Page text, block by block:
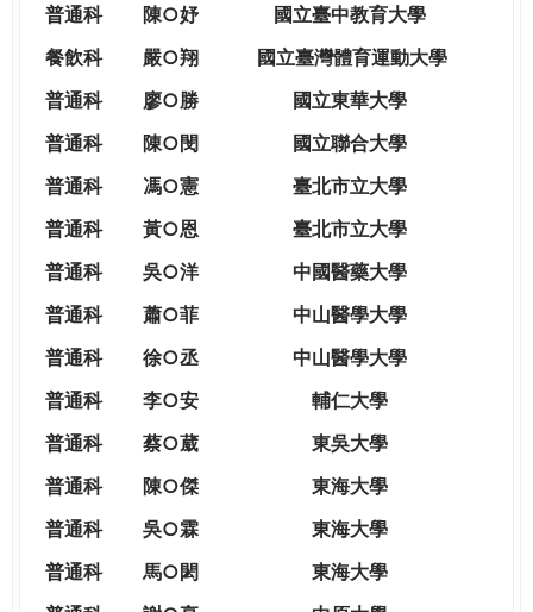
WAGOR
TODAY
WORLD
TOMORROW
CITIZENSHIP
普通科
陳○妤
國立臺中教育大學
餐飲科
嚴○翔 國立臺灣體育運動大學
普通科
廖○勝
國立東華大學
普通科
陳○閔
國立聯合大學
普通科
馮○憲
臺北市立大學
普通科
黃○恩
臺北市立大學
普通科 吳○洋
中國醫藥大學
普通科
蕭○菲
中山醫學大學
普通科
徐○丞
中山醫學大學
普通科
李○安
輔仁大學
普通科
蔡○葳
東吳大學
普通科
陳○傑
東海大學
普通科
吳○霖
東海大學
普通科
馬○閎
東海大學